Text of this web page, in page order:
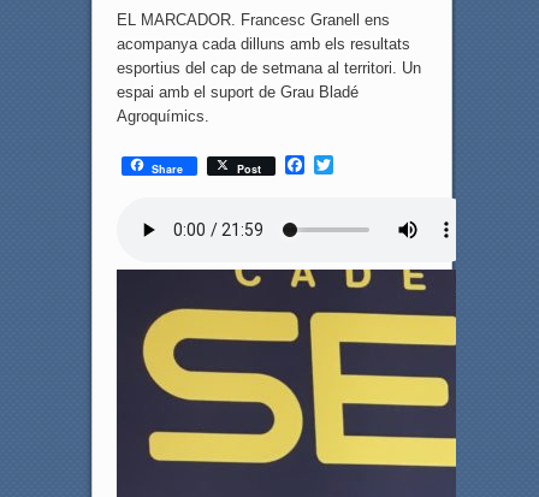
EL MARCADOR. Francesc Granell ens
acompanya cada dilluns amb els resultats
esportius del cap de setmana al territori. Un
espai amb el suport de Grau Bladé
Agroquímics.
Share Post
F
o
T